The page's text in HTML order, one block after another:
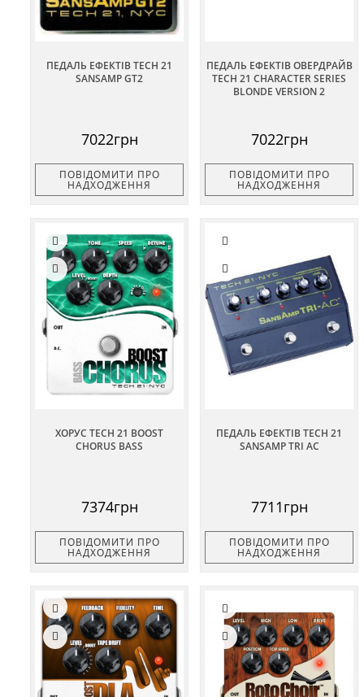
ПЕДАЛЬ ЕФЕКТІВ TECH 21
SANSAMP GT2
7022грн
ПОВІДОМИТИ ПРО
НАДХОДЖЕННЯ
ПЕДАЛЬ ЕФЕКТІВ ОВЕРДРАЙВ
TECH 21 CHARACTER SERIES
BLONDE VERSION 2
7022грн
ПОВІДОМИТИ ПРО
НАДХОДЖЕННЯ
ХОРУС TECH 21 BOOST
CHORUS BASS
7374грн
ПОВІДОМИТИ ПРО
НАДХОДЖЕННЯ
ПЕДАЛЬ ЕФЕКТІВ TECH 21
SANSAMP TRI AC
7711грн
ПОВІДОМИТИ ПРО
НАДХОДЖЕННЯ